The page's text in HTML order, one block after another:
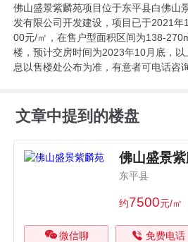
佛山盛景紫麟苑项目位于东平县白佛山
发有限公司开发建设，项目已于2021
00元/㎡，在售户型面积区间为138-
楼，预计交房时间为2023年10月底，
息以售楼处公布为准，有意者可电话咨
文章中提到的楼盘
佛山盛景
东平县
约7500元/㎡
微信聊 免费电话